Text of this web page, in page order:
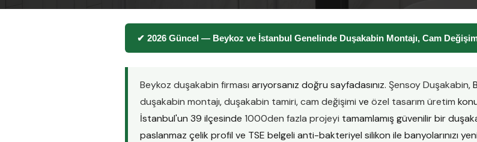
✔ 2026 Güncel — Beykoz ve İstanbul Genelinde Duşakabin Montajı, Cam
Beykoz duşakabin firması arıyorsanız doğru sayfadasınız. Şensoy Duşakabin,
duşakabin montajı,duşakabin tamiri,cam değişimi ve özel tasarım üretim
İstanbul'un 39 ilçesinde 1000den fazla projeyi tamamlamış güvenilir bir
paslanmaz çelik profil ve TSE belgeli anti-bakteriyel silikon ile banyolarınızı